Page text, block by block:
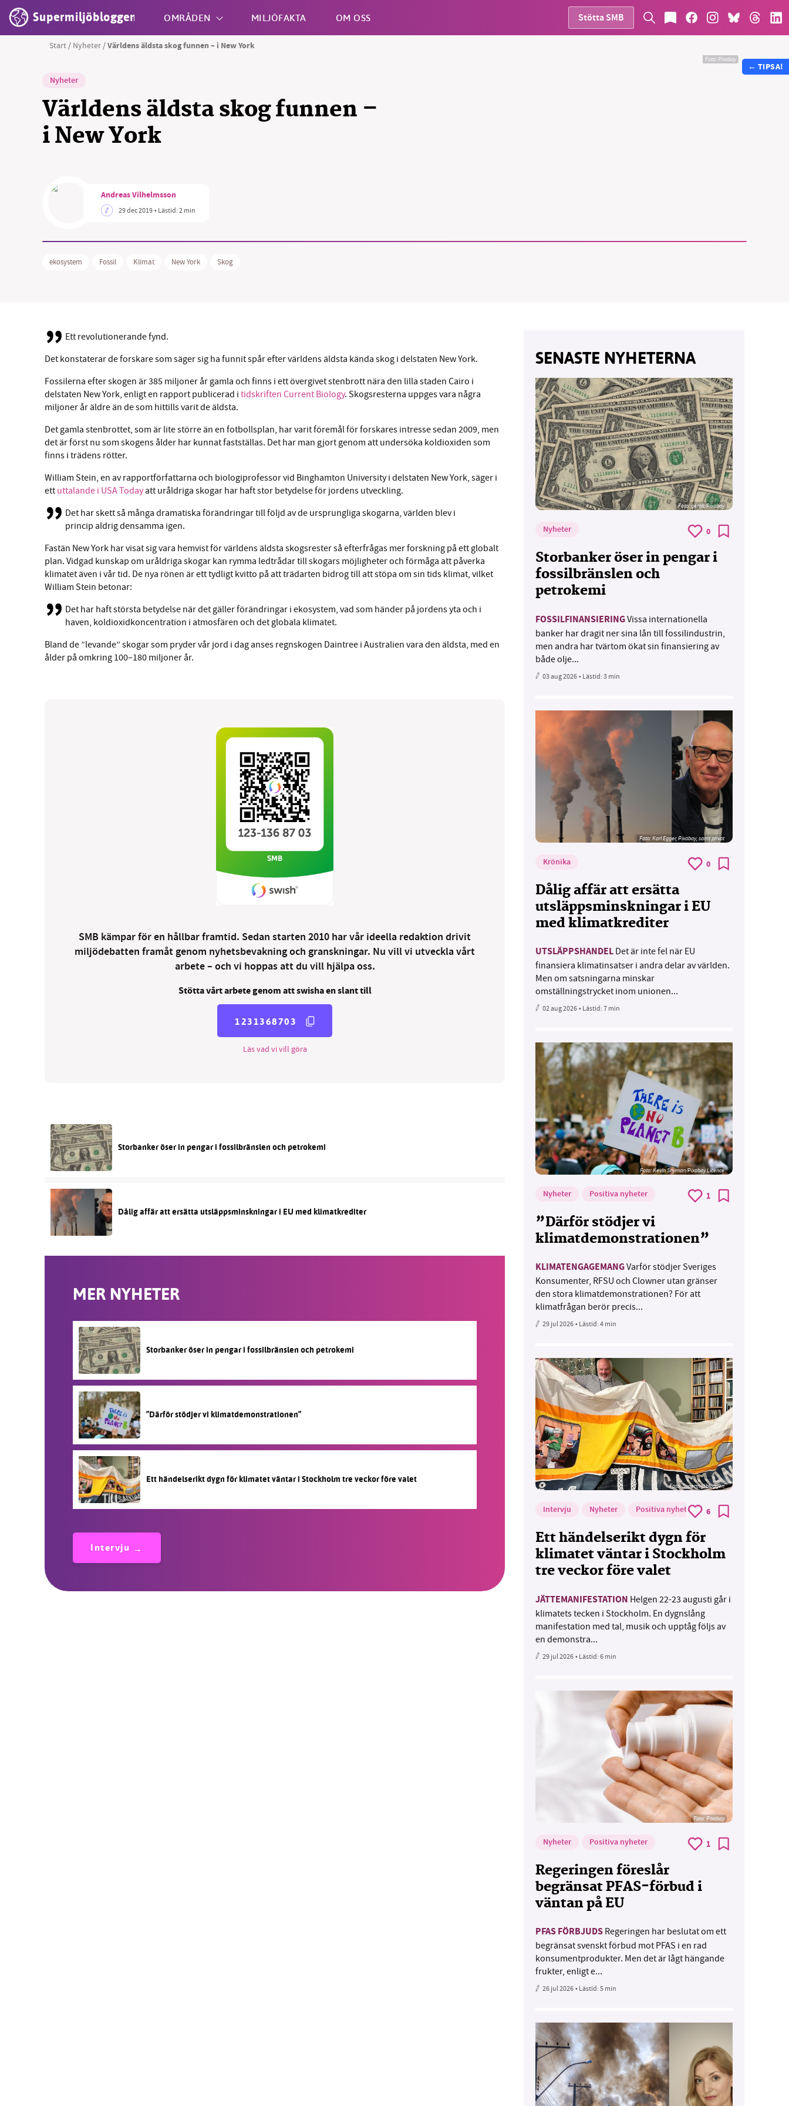
Supermiljöbloggen OMRÅDEN MILJÖFAKTA OM OSS Stötta SMB
Start / Nyheter /Världens äldsta skog funnen – i New York
Nyheter
Världens äldsta skog funnen –
i New York
Foto:Pixabay
Andreas Vilhelmsson
29 dec 2019• Lästid:2 min
ekosystem Fossil Klimat New York Skog
Ett revolutionerande fynd.
Det konstaterar de forskare som säger sig ha funnit spår efter världens äldsta kända skog i delstaten New York.
Fossilerna efter skogen är 385 miljoner år gamla och finns i ett övergivet stenbrott nära den lilla staden Cairo i
delstaten New York, enligt en rapport publicerad i tidskriften Current Biology. Skogsresterna uppges vara några
miljoner år äldre än de som hittills varit de äldsta.
Det gamla stenbrottet, som är lite större än en fotbollsplan, har varit föremål för forskares intresse sedan 2009, men
det är först nu som skogens ålder har kunnat fastställas. Det har man gjort genom att undersöka koldioxiden som
finns i trädens rötter.
William Stein, en av rapportförfattarna och biologiprofessor vid Binghamton University i delstaten New York, säger i
ett uttalande i USA Todayatt uråldriga skogar har haft stor betydelse för jordens utveckling.
Det har skett så många dramatiska förändringar till följd av de ursprungliga skogarna, världen blev i
princip aldrig densamma igen.
Fastän New York har visat sig vara hemvist för världens äldsta skogsrester så efterfrågas mer forskning på ett globalt
plan. Vidgad kunskap om uråldriga skogar kan rymma ledtrådar till skogars möjligheter och förmåga att påverka
klimatet även i vår tid. De nya rönen är ett tydligt kvitto på att trädarten bidrog till att stöpa om sin tids klimat, vilket
William Stein betonar:
Det har haft största betydelse när det gäller förändringar i ekosystem, vad som händer på jordens yta och i
haven, koldioxidkoncentration i atmosfären och det globala klimatet.
Bland de ”levande” skogar som pryder vår jord i dag anses regn­skogen Daintree i Australien vara den äldsta, med en
ålder på omkring 100–180 miljoner år.
SMB kämpar för en hållbar framtid. Sedan starten 2010 har vår ideella redaktion drivit
miljödebatten framåt genom nyhetsbevakning och granskningar. Nu vill vi utveckla vårt
arbete – och vi hoppas att du vill hjälpa oss.
Stötta vårt arbete genom att swisha en slant till
1231368703
Läs vad vi vill göra
Storbanker öser in pengar i fossilbränslen och petrokemi
Dålig affär att ersätta utsläppsminskningar i EU med klimatkrediter
MER NYHETER
Storbanker öser in pengar i fossilbränslen och petrokemi
”Därför stödjer vi klimatdemonstrationen”
Ett händelserikt dygn för klimatet väntar i Stockholm tre veckor före valet
Intervju
SENASTE NYHETERNA
Foto:geralt/Pixabay
Nyheter 0
Storbanker öser in pengar i
fossilbränslen och
petrokemi
FOSSILFINANSIERINGVissa internationella
banker har dragit ner sina lån till fossilindustrin,
men andra har tvärtom ökat sin finansiering av
både olje...
03 aug 2026• Lästid:3 min
Foto:Karl Egger, Pixabay, samt privat
Krönika 0
Dålig affär att ersätta
utsläppsminskningar i EU
med klimatkrediter
UTSLÄPPSHANDEL Det är inte fel när EU
finansiera klimatinsatser i andra delar av världen.
Men om satsningarna minskar
omställningstrycket inom unionen...
02 aug 2026• Lästid:7 min
Foto:Kevin Snyman/Pixabay Licence
Nyheter Positiva nyheter 1
”Därför stödjer vi
klimatdemonstrationen”
KLIMATENGAGEMANGVarför stödjer Sveriges
Konsumenter, RFSU och Clowner utan gränser
den stora klimatdemonstrationen? För att
klimatfrågan berör precis...
29 jul 2026• Lästid:4 min
Foto: Supermijöbloggen
Intervju Nyheter Positiva nyheter 6
Ett händelserikt dygn för
klimatet väntar i Stockholm
tre veckor före valet
JÄTTEMANIFESTATION Helgen 22-23 augusti går i
klimatets tecken i Stockholm. En dygnslång
manifestation med tal, musik och upptåg följs av
en demonstra...
29 jul 2026• Lästid:6 min
Foto:Pixabay
Nyheter Positiva nyheter 1
Regeringen föreslår
begränsat PFAS-förbud i
väntan på EU
PFAS FÖRBJUDS Regeringen har beslutat om ett
begränsat svenskt förbud mot PFAS i en rad
konsumentprodukter. Men det är lågt hängande
frukter, enligt e...
26 jul 2026• Lästid:5 min
← TIPSA!
ideella redaktion drivit miljödebatten framåt genom
nyhetsbevakning och granskningar. Nu vill vi utveckla vårt arbete –
och vi hoppas att du vill hjälpa oss.
1231368703